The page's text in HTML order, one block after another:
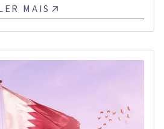
MAIS